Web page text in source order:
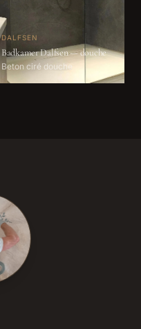
DALFSEN
Badkamer Dalfsen — douche
Beton ciré douche